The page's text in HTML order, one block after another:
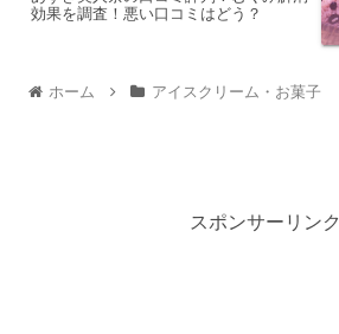
効果を調査！悪い口コミはどう？
ホーム アイスクリーム・お菓子
スポンサーリンク